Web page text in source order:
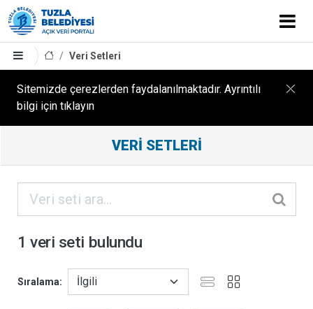
Veri Setleri
Sitemizde çerezlerden faydalanılmaktadır. Ayrıntılı
bilgi için tıklayın
Sonuçları
ORGANIZASYONLAR
KATEGORILER
ETIKETLER
VERI SETLERI
1 veri seti bulundu
Sıralama